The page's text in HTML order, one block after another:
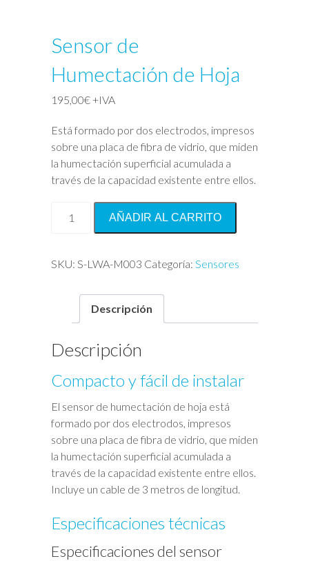
Sensor de
Humectación de Hoja
195,00€+IVA
Está formado por dos electrodos, impresos
sobre una placa de fibra de vidrio, que miden
la humectación superficial acumulada a
través de la capacidad existente entre ellos.
de
cantidad
AÑADIR AL CARRITO
SKU: S-LWA-M003 Categoría: Sensores
Descripción
Descripción
Compacto y fácil de instalar
El sensor de humectación de hoja está
formado por dos electrodos, impresos
sobre una placa de fibra de vidrio, que miden
la humectación superficial acumulada a
través de la capacidad existente entre ellos.
Incluye un cable de 3 metros de longitud.
Especificaciones técnicas
Especificaciones del sensor